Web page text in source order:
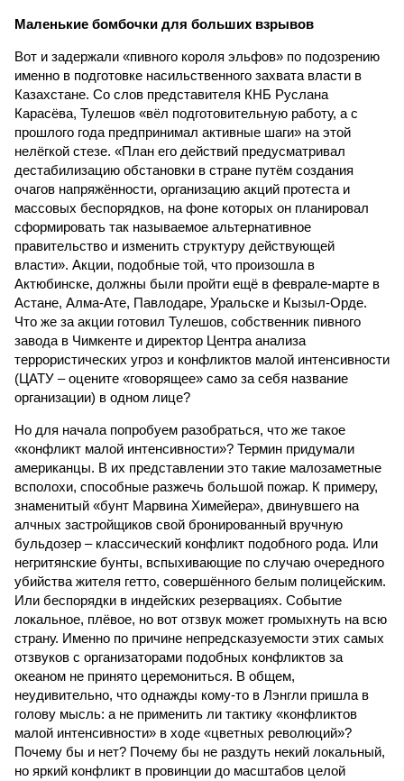
Маленькие бомбочки для больших взрывов
Вот и задержали «пивного короля эльфов» по подозрению
именно в подготовке насильственного захвата власти в
Казахстане. Со слов представителя КНБ Руслана
Карасёва, Тулешов «вёл подготовительную работу, а с
прошлого года предпринимал активные шаги» на этой
нелёгкой стезе. «План его действий предусматривал
дестабилизацию обстановки в стране путём создания
очагов напряжённости, организацию акций протеста и
массовых беспорядков, на фоне которых он планировал
сформировать так называемое альтернативное
правительство и изменить структуру действующей
власти». Акции, подобные той, что произошла в
Актюбинске, должны были пройти ещё в феврале-марте в
Астане, Алма-Ате, Павлодаре, Уральске и Кызыл-Орде.
Что же за акции готовил Тулешов, собственник пивного
завода в Чимкенте и директор Центра анализа
террористических угроз и конфликтов малой интенсивности
(ЦАТУ – оцените «говорящее» само за себя название
организации) в одном лице?
Но для начала попробуем разобраться, что же такое
«конфликт малой интенсивности»? Термин придумали
американцы. В их представлении это такие малозаметные
всполохи, способные разжечь большой пожар. К примеру,
знаменитый «бунт Марвина Химейера», двинувшего на
алчных застройщиков свой бронированный вручную
бульдозер – классический конфликт подобного рода. Или
негритянские бунты, вспыхивающие по случаю очередного
убийства жителя гетто, совершённого белым полицейским.
Или беспорядки в индейских резервациях. Событие
локальное, плёвое, но вот отзвук может громыхнуть на всю
страну. Именно по причине непредсказуемости этих самых
отзвуков с организаторами подобных конфликтов за
океаном не принято церемониться. В общем,
неудивительно, что однажды кому-то в Лэнгли пришла в
голову мысль: а не применить ли тактику «конфликтов
малой интенсивности» в ходе «цветных революций»?
Почему бы и нет? Почему бы не раздуть некий локальный,
но яркий конфликт в провинции до масштабов целой